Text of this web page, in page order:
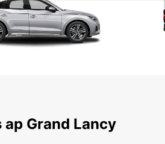
Grand Lancy